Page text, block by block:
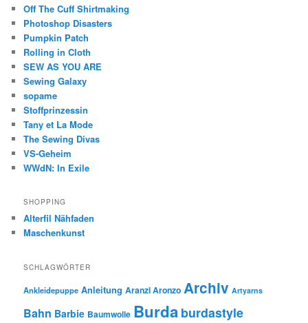
Off The Cuff Shirtmaking
Photoshop Disasters
Pumpkin Patch
Rolling in Cloth
SEW AS YOU ARE
Sewing Galaxy
sopame
Stoffprinzessin
Tany et La Mode
The Sewing Divas
VS-Geheim
WWdN: In Exile
SHOPPING
Alterfil Nähfaden
Maschenkunst
SCHLAGWÖRTER
Ankleidepuppe Anleitung Aranzi Aronzo Archiv Artyarns
Bahn Barbie Baumwolle Burda burdastyle